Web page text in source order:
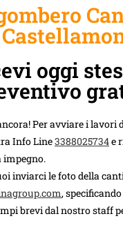
oggi
Per avviare i lavori
Info Line3388025734e
impegno.
inviarci le foto della
,
brevi dal nostro staff